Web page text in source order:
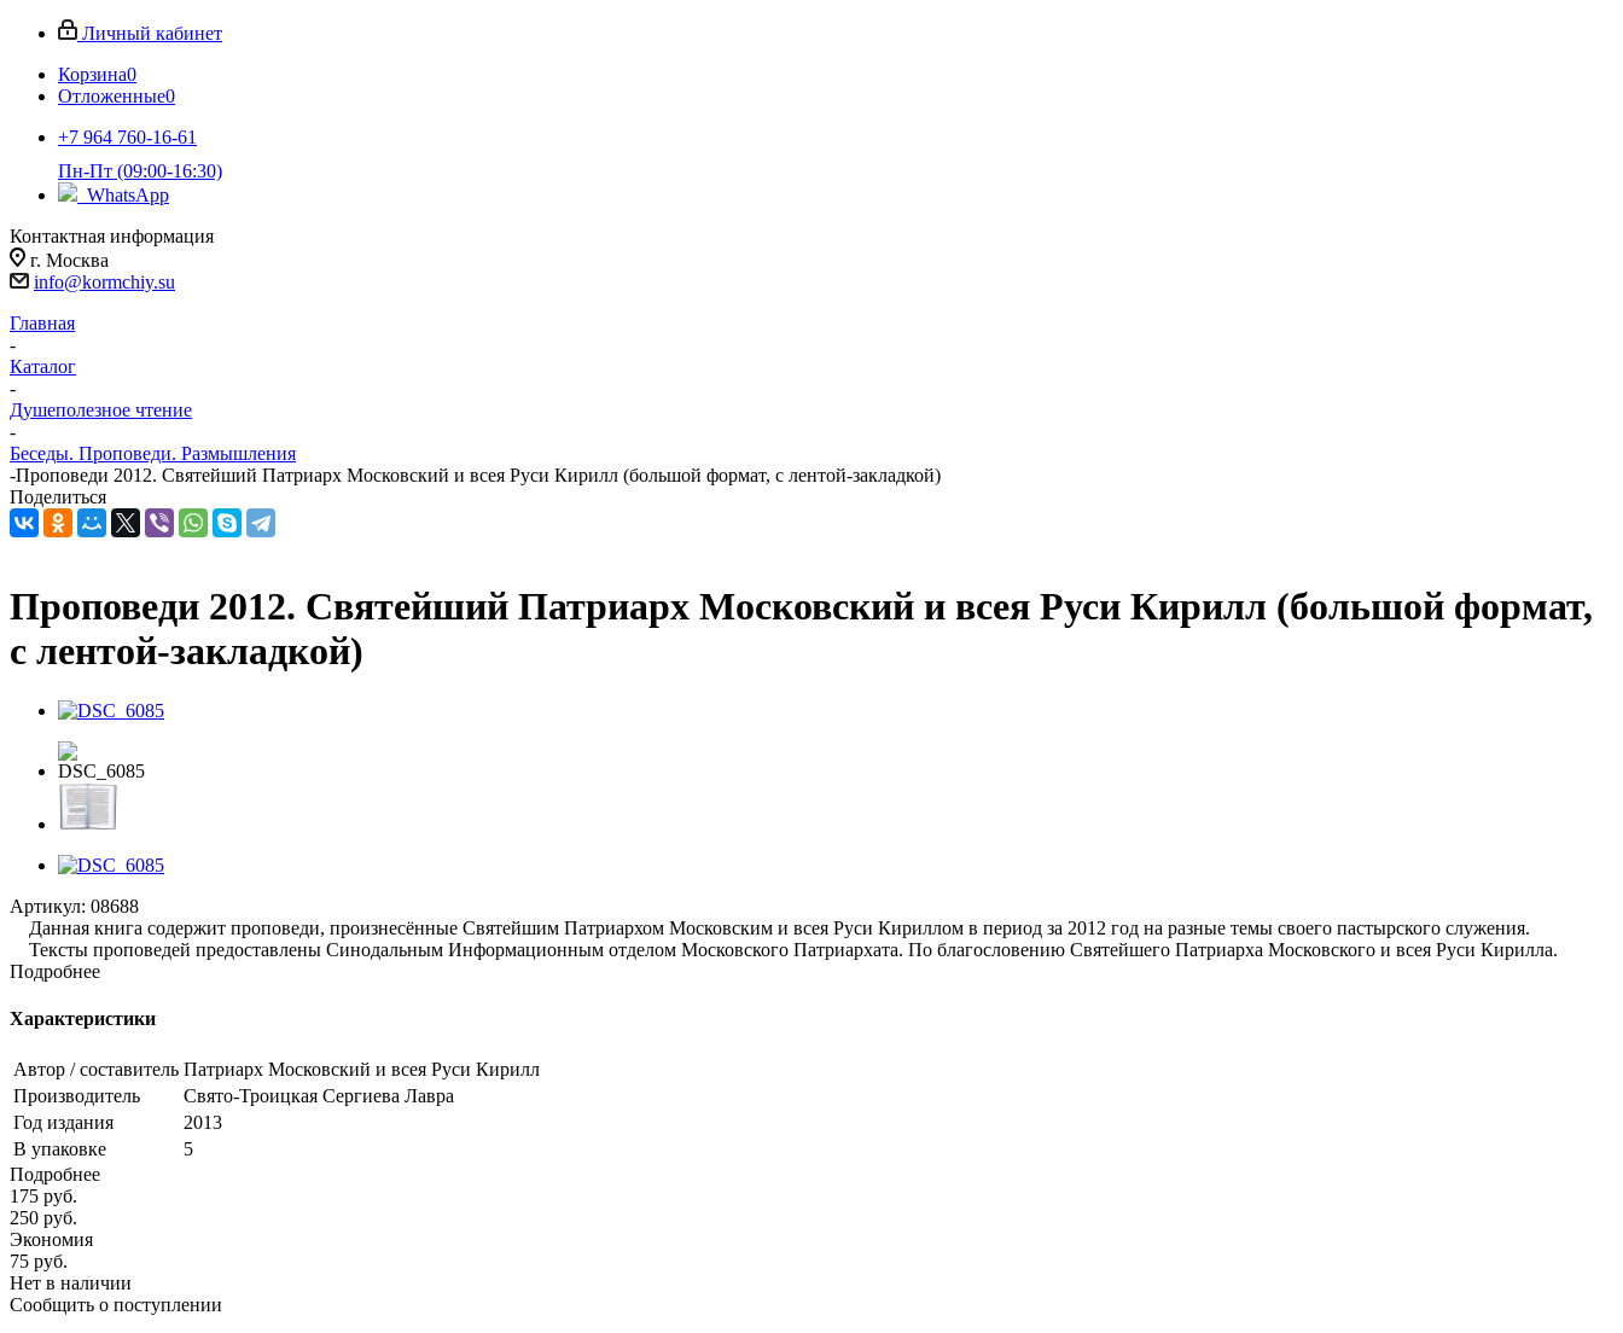
Личный кабинет
Корзина0
Отложенные0
+7 964 760-16-61
Пн-Пт (09:00-16:30)
WhatsApp
Контактная информация
г. Москва
info@kormchiy.su
Главная
-
Каталог
-
Душеполезное чтение
-
Беседы. Проповеди. Размышления
-Проповеди 2012. Святейший Патриарх Московский и всея Руси Кирилл (большой формат, с лентой-закладкой)
Поделиться
Проповеди 2012. Святейший Патриарх Московский и всея Руси Кирилл (большой формат,
с лентой-закладкой)
Артикул: 08688
Данная книга содержит проповеди, произнесённые Святейшим Патриархом Московским и всея Руси Кириллом в период за 2012 год на разные темы своего пастырского служения.
Тексты проповедей предоставлены Синодальным Информационным отделом Московского Патриархата. По благословению Святейшего Патриарха Московского и всея Руси Кирилла.
Подробнее
Характеристики
Автор / составитель Патриарх Московский и всея Руси Кирилл
Производитель
Свято-Троицкая Сергиева Лавра
Год издания
2013
В упаковке
5
Подробнее
175 руб.
250 руб.
Экономия
75 руб.
Нет в наличии
Сообщить о поступлении